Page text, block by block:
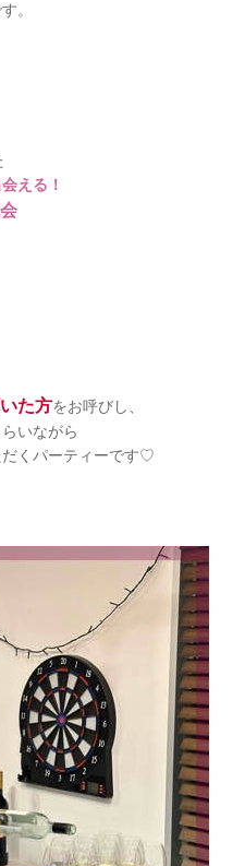
。
える！
た方をお呼びし、
いながら
だくパーティーです♡